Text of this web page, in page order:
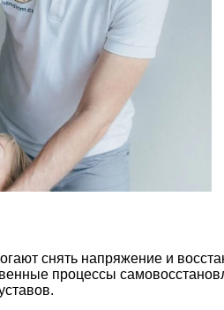
снять напряжение и
процессы